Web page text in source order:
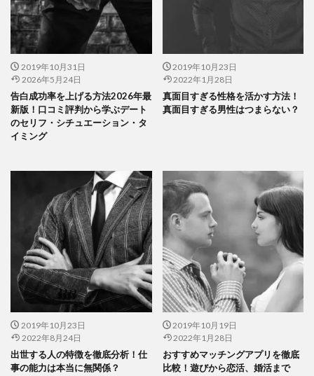
2019年10月31日
2026年5月24日
告白成功率を上げる方法2026年最
新版！口コミ評判から学ぶデート
のセリフ・シチュエーション・タ
イミング
2019年10月23日
2022年1月28日
真面目すぎる性格を活かす方法！
真面目すぎる男性はつまらない？
2019年10月23日
2022年8月24日
出世する人の特徴を徹底分析！仕
事の能力は本当に無関係？
2019年10月19日
2022年1月28日
おすすめマッチングアプリを徹底
比較！遊びから恋活、婚活まで